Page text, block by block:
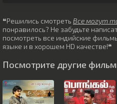
❝Решились смотреть Все могут
понравилось? Не забудьте
посмотреть все индийские
языке и в хорошем HD качестве!❝
Посмотрите другие